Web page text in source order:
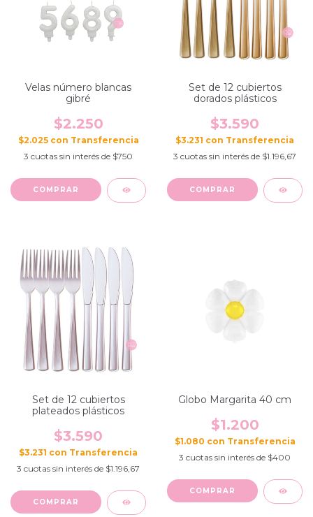
Velas número blancas
gibré
$2.250
$2.025 con
3 cuotas sin interés de $750
COMPRAR
Set de 12 cubiertos
dorados plásticos
$3.590
$3.231 con
3 cuotas sin interés de $1.196,67
Set de 12 cubiertos
plateados plásticos
$3.590
$3.231 con
3 cuotas sin interés de $1.196,67
Globo Margarita 40 cm
$1.200
$1.080 con
3 cuotas sin interés de $400